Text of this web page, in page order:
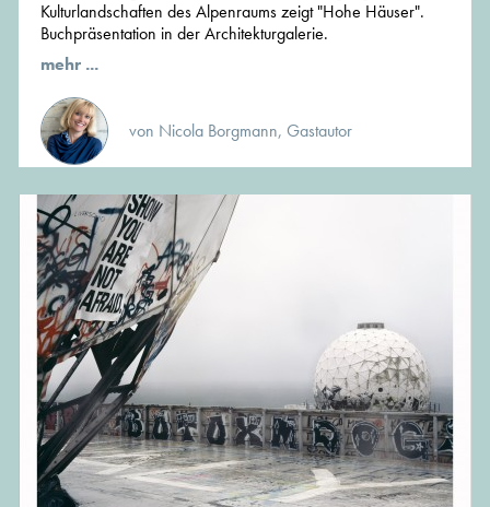
Kulturlandschaften des Alpenraums zeigt "Hohe Häuser".
Buchpräsentation in der Architekturgalerie.
mehr ...
von Nicola Borgmann, Gastautor